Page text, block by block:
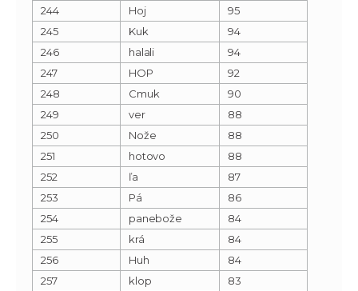
244
Hoj
95
245
Kuk
94
246
halali
94
247
HOP
92
248
Cmuk
90
249
ver
88
250
Nože
88
251
hotovo
88
252
ľa
87
253
Pá
86
254
panebože
84
255
krá
84
256
Huh
84
257
klop
83